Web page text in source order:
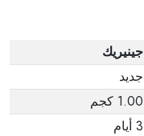
جينيريك
جديد
1.00 كجم
3 أيام